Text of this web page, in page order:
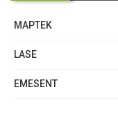
MAPTEK
LASE
EMESENT